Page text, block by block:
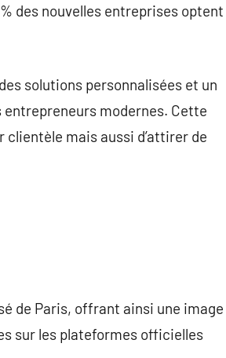
des nouvelles entreprises optent
solutions personnalisées et un
modernes. Cette
mais aussi d’attirer de
de Paris, offrant ainsi une image
sur les plateformes officielles